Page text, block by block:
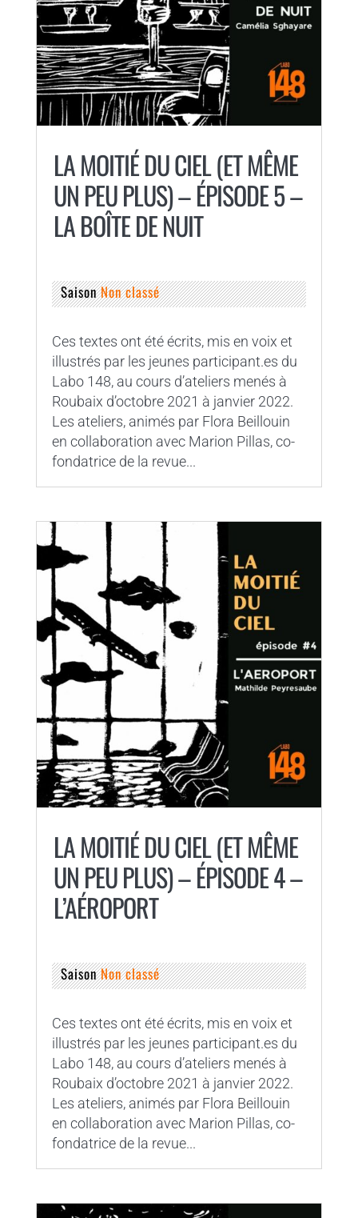
LA MOITIÉ DU CIEL (ET MÊME
UN PEU PLUS) – ÉPISODE 5 –
LA BOÎTE DE NUIT
SaisonNon classé
Ces textes ont été écrits, mis en voix et
illustrés par les jeunes participant.es du
Labo 148, au cours d’ateliers menés à
Roubaix d’octobre 2021 à janvier 2022.
Les ateliers, animés par Flora Beillouin
en collaboration avec Marion Pillas, co-
fondatrice de la revue...
LA MOITIÉ DU CIEL (ET MÊME
UN PEU PLUS) – ÉPISODE 4 –
L’AÉROPORT
SaisonNon classé
Ces textes ont été écrits, mis en voix et
illustrés par les jeunes participant.es du
Labo 148, au cours d’ateliers menés à
Roubaix d’octobre 2021 à janvier 2022.
Les ateliers, animés par Flora Beillouin
en collaboration avec Marion Pillas, co-
fondatrice de la revue...